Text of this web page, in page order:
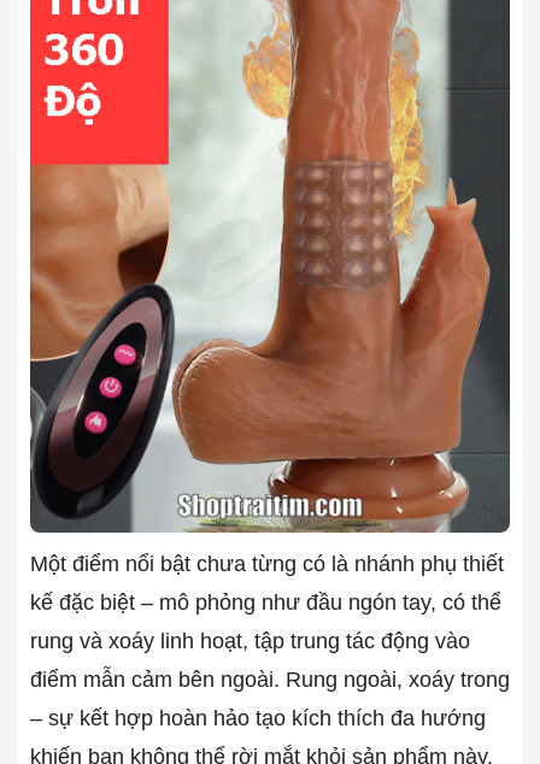
Một điểm nổi bật chưa từng có là nhánh phụ thiết
kế đặc biệt – mô phỏng như đầu ngón tay, có thể
rung và xoáy linh hoạt, tập trung tác động vào
điểm mẫn cảm bên ngoài. Rung ngoài, xoáy trong
– sự kết hợp hoàn hảo tạo kích thích đa hướng
khiến bạn không thể rời mắt khỏi sản phẩm này.